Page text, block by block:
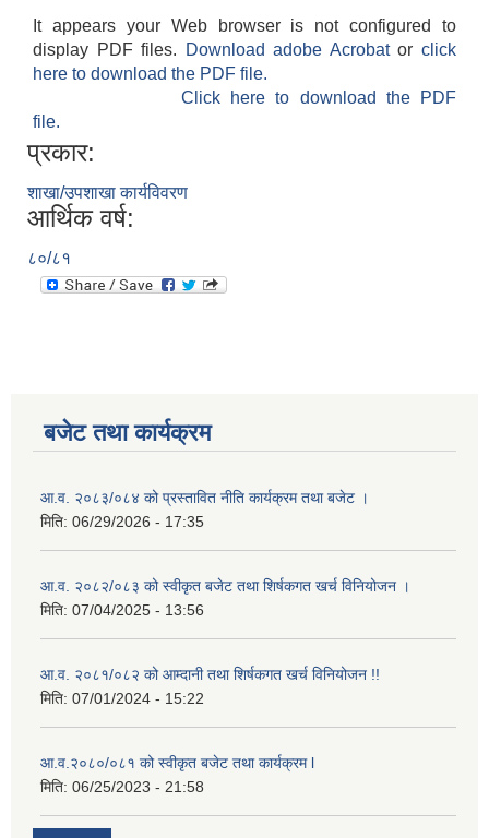
It appears your Web browser is not configured to
display PDF files.
Download adobe Acrobatorclick
here to download the PDF file.
Click here to download the PDF
file.
प्रकार:
शाखा/उपशाखा कार्यविवरण
आर्थिक वर्ष:
८०/८१
बजेट तथा कार्यक्रम
आ.व. २०८३/०८४ को प्रस्तावित नीति कार्यक्रम तथा बजेट ।
मिति: 06/29/2026 - 17:35
आ.व. २०८२/०८३ को स्वीकृत बजेट तथा शिर्षकगत खर्च विनियोजन ।
मिति: 07/04/2025 - 13:56
आ.व. २०८१/०८२ को आम्दानी तथा शिर्षकगत खर्च विनियोजन !!
मिति: 07/01/2024 - 15:22
आ.व.२०८०/०८१ को स्वीकृत बजेट तथा कार्यक्रम l
मिति: 06/25/2023 - 21:58